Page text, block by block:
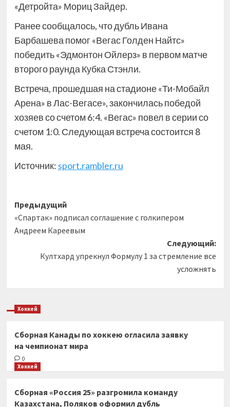
«Детройта» Мориц Зайдер.
Ранее сообщалось, что дубль Ивана
Барбашева помог «Вегас Голден Найтс»
победить «Эдмонтон Ойлерз» в первом матче
второго раунда Кубка Стэнли.
Встреча, прошедшая на стадионе «Ти-Мобайл
Арена» в Лас-Вегасе», закончилась победой
хозяев со счетом 6:4. «Вегас» повел в серии со
счетом 1:0. Следующая встреча состоится 8
мая.
Источник: sport.rambler.ru
Навигация
записи
Предыдущий
«Спартак» подписал соглашение с голкипером
Андреем Кареевым
Следующий:
Култхард упрекнул Формулу 1 за стремление все
усложнять
Хоккей
Сборная Канады по хоккею огласила заявку
на чемпионат мира
0
Хоккей
Сборная «Россия 25» разгромила команду
Казахстана, Поляков оформил дубль